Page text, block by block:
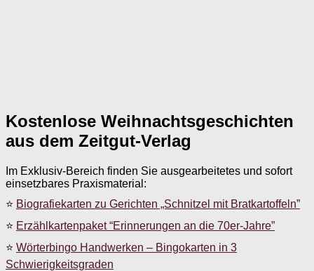
Kostenlose Weihnachtsgeschichten
aus dem Zeitgut-Verlag
Im Exklusiv-Bereich finden Sie ausgearbeitetes und sofort
einsetzbares Praxismaterial:
⭐ Biografiekarten zu Gerichten „Schnitzel mit Bratkartoffeln”
⭐ Erzählkartenpaket “Erinnerungen an die 70er-Jahre”
⭐ Wörterbingo Handwerken – Bingokarten in 3
Schwierigkeitsgraden